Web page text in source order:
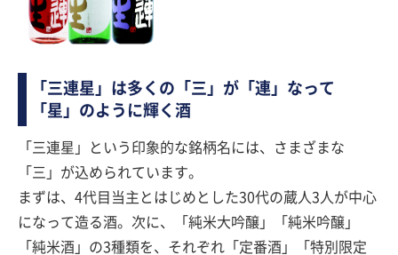
「三連星」は多くの「三」が「連」なって
「星」のように輝く酒
「三連星」という印象的な銘柄名には、さまざまな
「三」が込められています。
まずは、4代目当主とはじめとした30代の蔵人3人が中心
になって造る酒。次に、「純米大吟醸」「純米吟醸」
「純米酒」の3種類を、それぞれ「定番酒」「特別限定